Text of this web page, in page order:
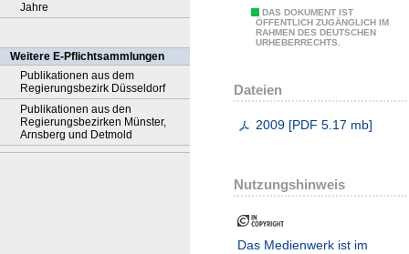
Jahre
Weitere E-Pflichtsammlungen
Publikationen aus dem
Regierungsbezirk Düsseldorf
Publikationen aus den
Regierungsbezirken Münster,
Arnsberg und Detmold
DAS DOKUMENT IST
ÖFFENTLICH ZUGÄNGLICH IM
RAHMEN DES DEUTSCHEN
URHEBERRECHTS.
Dateien
2009 [PDF 5.17 mb]
Nutzungshinweis
Das Medienwerk ist im